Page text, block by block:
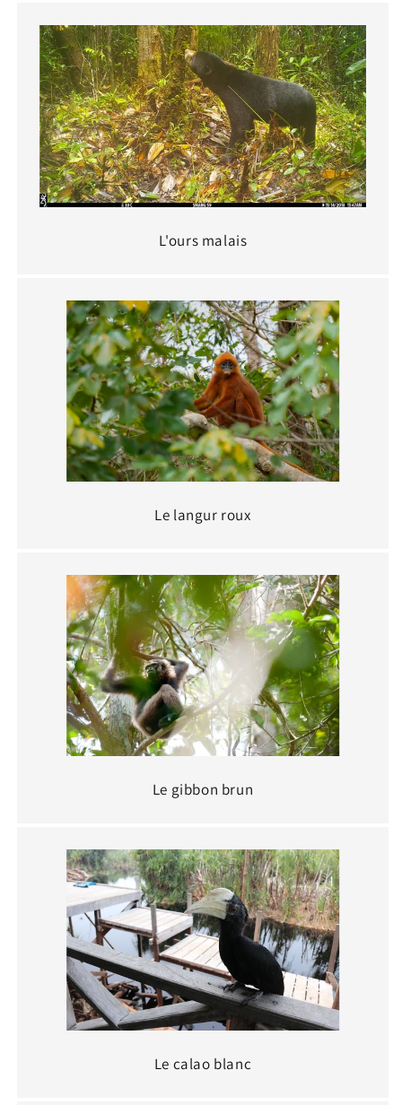
L'ours malais
Le langur roux
Le gibbon brun
Le calao blanc